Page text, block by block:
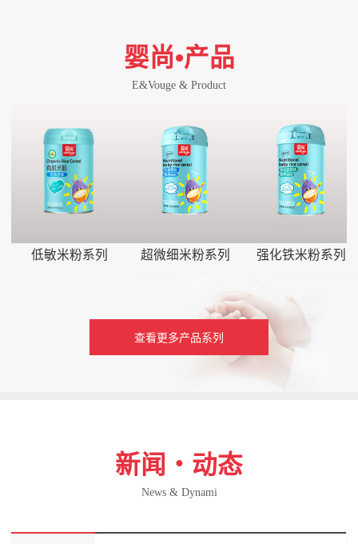
婴尚•产品
E&Vouge & Product
低敏米粉系列 超微细米粉系列 强化铁米粉系列
查看更多产品系列
新闻・动态
News & Dynami